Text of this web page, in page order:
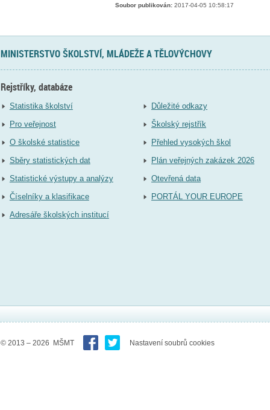
Soubor publikován:2017-04-05 10:58:17
MINISTERSTVO ŠKOLSTVÍ, MLÁDEŽE A TĚLOVÝCHOVY
Rejstříky, databáze
Statistika školství
Pro veřejnost
O školské statistice
Sběry statistických dat
Statistické výstupy a analýzy
Číselníky a klasifikace
Adresáře školských institucí
Důležité odkazy
Školský rejstřík
Přehled vysokých škol
Plán veřejných zakázek 2026
Otevřená data
PORTÁL YOUR EUROPE
© 2013 – 2026 MŠMT Nastavení soubrů cookies